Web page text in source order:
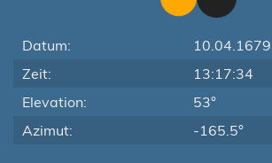
Datum:
10.04.1679
Zeit:
13:17:34
Elevation:
53°
Azimut:
-165.5°